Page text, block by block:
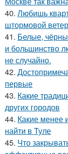
40. Любишь
штормовой
41. Белые,
и большинство
не случайно.
42.
первые
43. Какие
других городов
44. Какие менее
найти в Туле
45. Что